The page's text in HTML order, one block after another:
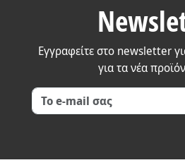
Εγγραφείτε στο newsletter
για τα νέα